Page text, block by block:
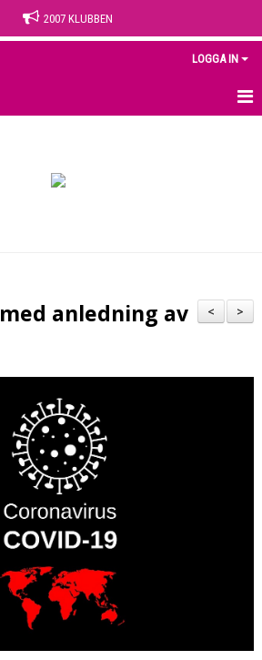
2007 KLUBBEN
LOGGA IN
>
<
anledning av